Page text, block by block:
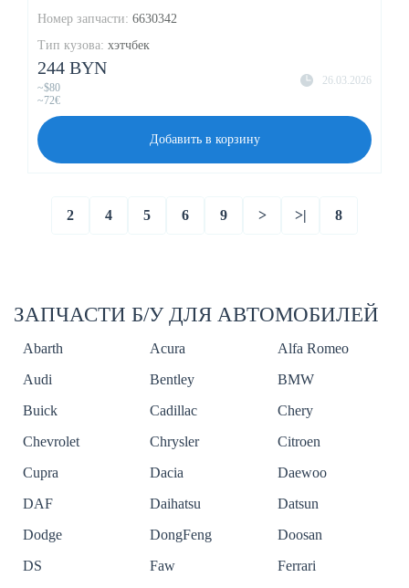
Номер запчасти: 6630342
Тип кузова: хэтчбек
26.03.2026
244 BYN
~$80
~72€
Добавить в корзину
2 4 5 6 8
9 > >|
ЗАПЧАСТИ Б/У ДЛЯ АВТОМОБИЛЕЙ
Abarth Acura
Alfa Romeo
Audi
Bentley
BMW
Buick
Cadillac
Chery
Chevrolet
Chrysler
Citroen
Cupra
Dacia
Daewoo
DAF
Daihatsu
Datsun
Dodge
DongFeng
Doosan
DS
Faw
Ferrari